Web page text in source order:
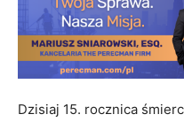
Dzisiaj 15. rocznica